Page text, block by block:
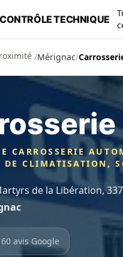
TECHNIQUE
/Mérignac/
CARROSSERIE
DE CLIMATISATION,
de la Libération,
avis Google